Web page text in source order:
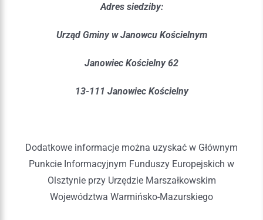
Adres siedziby:
Urząd Gminy w Janowcu Kościelnym
Janowiec Kościelny 62
13-111 Janowiec Kościelny
Dodatkowe informacje można uzyskać w Głównym
Punkcie Informacyjnym Funduszy Europejskich w
Olsztynie przy Urzędzie Marszałkowskim
Województwa Warmińsko-Mazurskiego